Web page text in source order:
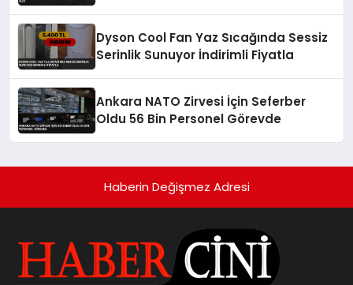
Dyson Cool Fan Yaz Sıcağında Sessiz
Serinlik Sunuyor İndirimli Fiyatla
Ankara NATO Zirvesi İçin Seferber
Oldu 56 Bin Personel Görevde
Haberin Değişmez Adresi